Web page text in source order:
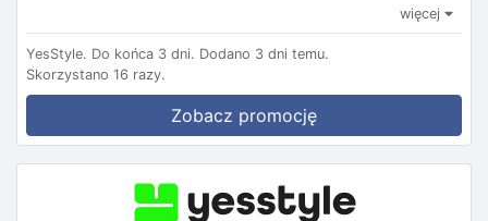
więcej
YesStyle. Do końca 3 dni. Dodano 3 dni temu.
Skorzystano 16 razy.
Zobacz promocję